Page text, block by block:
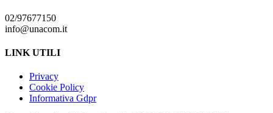
02/97677150
info@unacom.it
LINK UTILI
Privacy
Cookie Policy
Informativa Gdpr